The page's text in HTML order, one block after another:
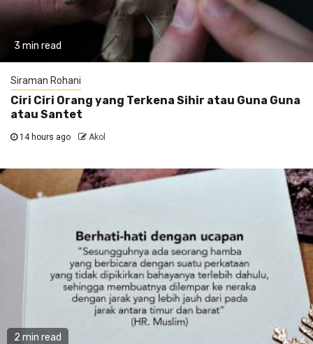
3 min read
Siraman Rohani
Ciri Ciri Orang yang Terkena Sihir atau Guna Guna
atau Santet
14 hours ago Akol
2 min read